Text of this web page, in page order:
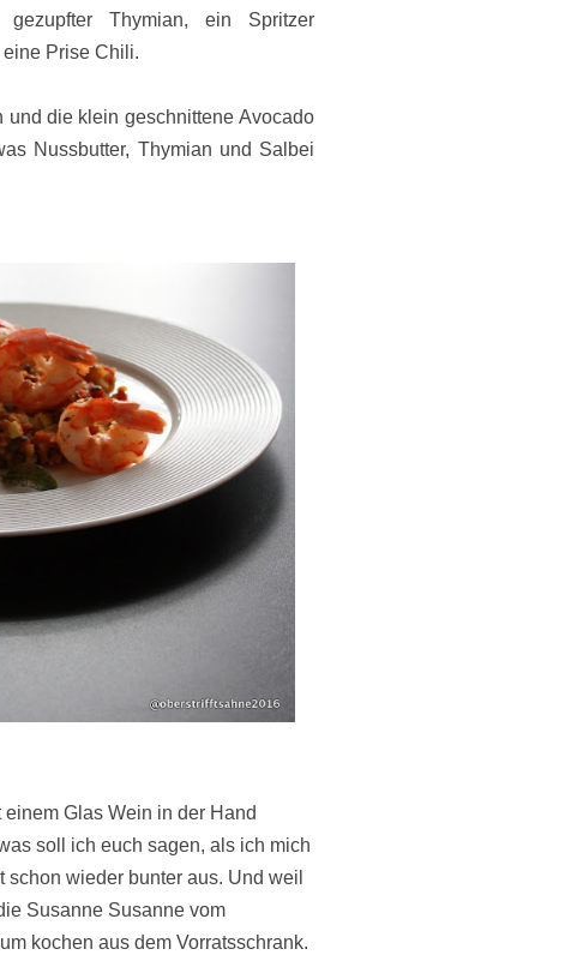
Thymian, ein Spritzer
eine Prise Chili.
und die klein geschnittene Avocado
Nussbutter, Thymian und Salbei
Glas Wein in der Hand
soll ich euch sagen, als ich mich
schon wieder bunter aus. Und weil
Susanne Susanne vom
kochen aus dem Vorratsschrank.